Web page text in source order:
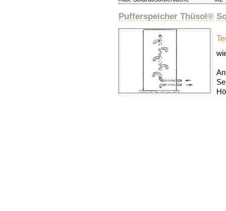
Pufferspeicher Thüsol®